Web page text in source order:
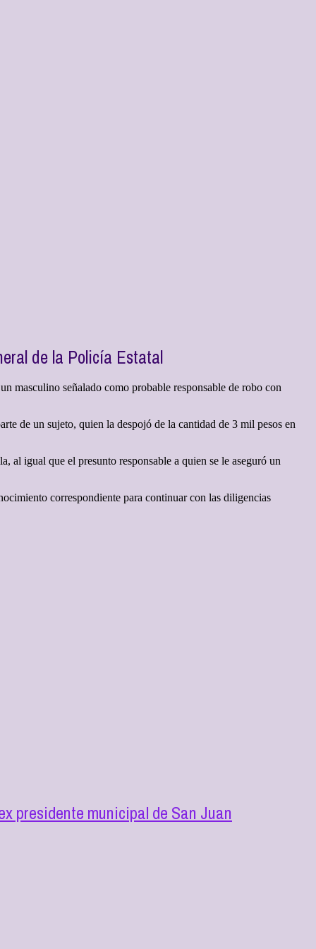
de la Policía Estatal
masculino señalado como probable responsable de robo con
de un sujeto, quien la despojó de la cantidad de 3 mil pesos en
al igual que el presunto responsable a quien se le aseguró un
correspondiente para continuar con las diligencias
presidente municipal de San Juan